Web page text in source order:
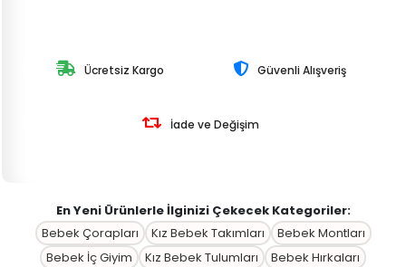
Ücretsiz Kargo Güvenli Alışveriş
İade ve Değişim
En Yeni Ürünlerle İlginizi Çekecek Kategoriler:
Bebek Çorapları
Kız Bebek Takımları
Bebek Montları
Bebek İç Giyim
Kız Bebek Tulumları
Bebek Hırkaları